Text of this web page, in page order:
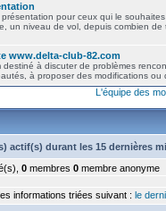
pour ceux qui le
un niveau de vol, depuis combien de
www.delta-club-82.com
destiné à discuter de problèmes
à proposer des modifications ou
L'équipe des
actif(s) durant les 15 dernières
0 membres 0 membre anonyme
informations triées suivant : le